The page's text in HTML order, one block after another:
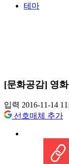
테마
[문화공감] 영
입력 2016-11-14
선호매체 추가